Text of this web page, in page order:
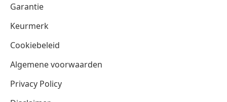
Garantie
Keurmerk
Cookiebeleid
Algemene voorwaarden
Privacy Policy